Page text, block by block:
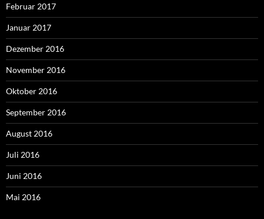
Februar 2017
Januar 2017
Dezember 2016
November 2016
Oktober 2016
September 2016
August 2016
Juli 2016
Juni 2016
Mai 2016